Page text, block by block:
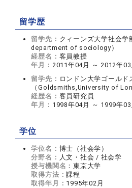
留学歴
留学先： クィーンズ大学社会
department of sociology）
経歴名： 客員教授
年月： 2011年04月 ～ 2012年03
留学先： ロンドン大学ゴールド
（Goldsmiths,University of
経歴名： 客員研究員
年月： 1998年04月 ～ 1999年03
学位
学位名： 博士（社会学）
分野名： 人文・社会 / 社会学
授与機関名：東京大学
取得方法：課程
取得年月： 1995年02月